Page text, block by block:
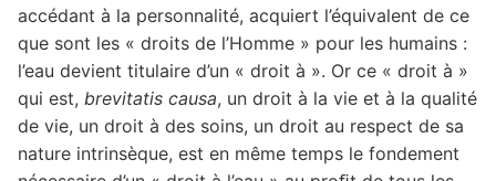
accédant à la personnalité, acquiert l’équivalent de ce
que sont les « droits de l’Homme » pour les humains :
l’eau devient titulaire d’un « droit à ». Or ce « droit à »
qui est, brevitatis causa, un droit à la vie et à la qualité
de vie, un droit à des soins, un droit au respect de sa
nature intrinsèque, est en même temps le fondement